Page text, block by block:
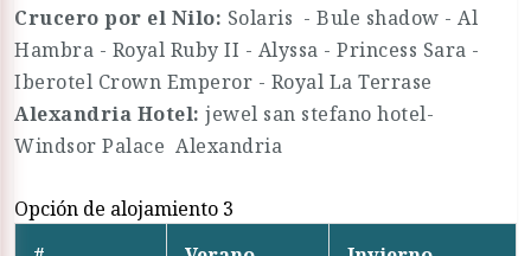
Crucero por el Nilo: Solaris - Bule shadow - Al
Hambra - Royal Ruby II - Alyssa - Princess Sara -
Iberotel Crown Emperor - Royal La Terrase
Alexandria Hotel: jewel san stefano hotel-
Windsor Palace Alexandria
Opción de alojamiento 3